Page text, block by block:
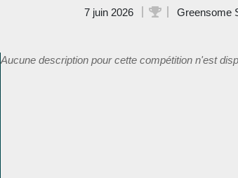
7 juin 2026 Greensome
Aucune description pour cette compétition n'est